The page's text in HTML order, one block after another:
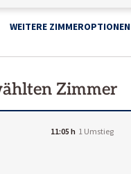
WEITERE ZIMMEROPTIONEN
Zimmer
11:05 h 1 Umstieg